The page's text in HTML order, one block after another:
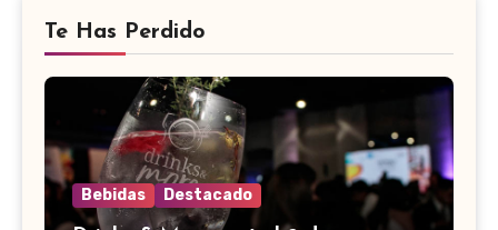
Te Has Perdido
Bebidas Destacado